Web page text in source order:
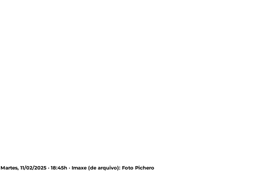
Martes, 11/02/2025 · 18:45h · Imaxe (de arquivo): Foto Pichero